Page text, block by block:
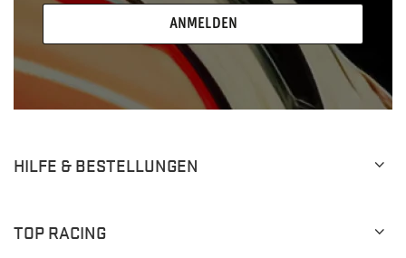
ANMELDEN
HILFE & BESTELLUNGEN
TOP RACING